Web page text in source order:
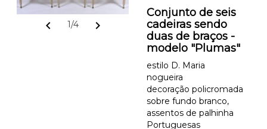
chevron_left 1/4 chevron_right
Conjunto de seis
cadeiras sendo
duas de braços -
modelo "Plumas"
estilo D. Maria
nogueira
decoração policromada
sobre fundo branco,
assentos de palhinha
Portuguesas